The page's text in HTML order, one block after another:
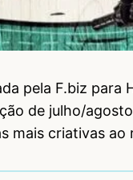
pela F.biz para
de julho/
mais criativas